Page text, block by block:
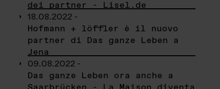
dei partner - Lisel.de
18.08.2022 -
Hofmann + löffler è il nuovo
partner di Das ganze Leben a
Jena
09.08.2022 -
Das ganze Leben ora anche a